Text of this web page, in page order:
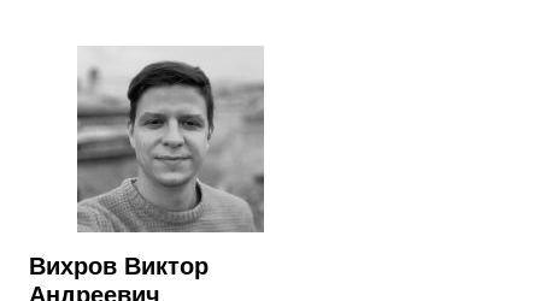
Вихров Виктор
Андреевич